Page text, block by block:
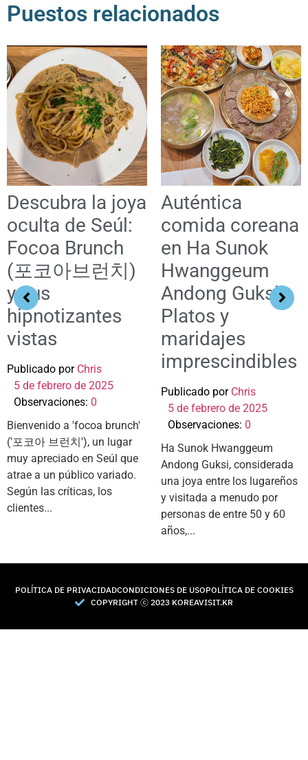
Puestos relacionados
Descubra la joya
oculta de Seúl:
Focoa Brunch
(포코아브런치)
y sus
hipnotizantes
vistas
Publicado por Chris
5 de febrero de 2025
Observaciones: 0
Bienvenido a 'focoa brunch'
('포코아 브런치'), un lugar
muy apreciado en Seúl que
atrae a un público variado.
Según las críticas, los
clientes...
Auténtica
comida coreana
en Ha Sunok
Hwanggeum
Andong Guksi:
Platos y
maridajes
imprescindibles
Publicado por Chris
5 de febrero de 2025
Observaciones: 0
Ha Sunok Hwanggeum
Andong Guksi, considerada
una joya entre los lugareños
y visitada a menudo por
personas de entre 50 y 60
años,...
POLÍTICA DE PRIVACIDADCONDICIONES DE USOPOLÍTICA DE COOKIES
COPYRIGHT Ⓒ 2023 KOREAVISIT.KR